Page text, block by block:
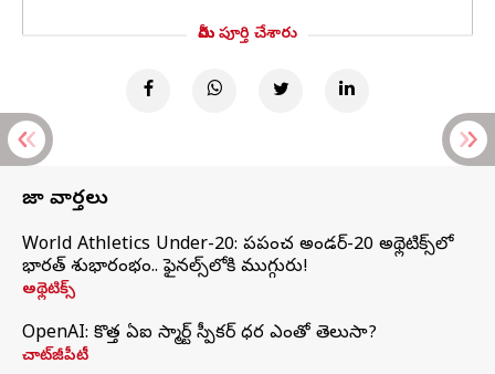
మీరు పూర్తి చేశారు
తాజా వార్తలు
World Athletics Under-20: ప్రపంచ అండర్-20 అథ్లెటిక్స్‌లో
భారత్‌ శుభారంభం.. ఫైనల్స్‌లోకి ముగ్గురు!
అథ్లెటిక్స్
OpenAI: కొత్త ఏఐ స్మార్ట్ స్పీకర్ ధర ఎంతో తెలుసా?
చాట్‌జీపీటీ